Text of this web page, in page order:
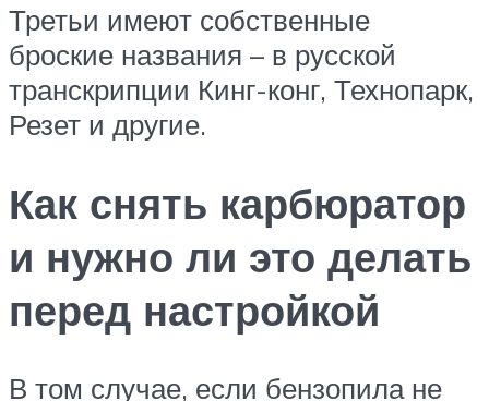
Третьи имеют собственные
броские названия – в русской
транскрипции Кинг-конг, Технопарк,
Резет и другие.
Как снять карбюратор
и нужно ли это делать
перед настройкой
В том случае, если бензопила не